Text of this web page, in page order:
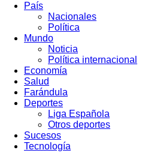
País
Nacionales
Política
Mundo
Noticia
Política internacional
Economía
Salud
Farándula
Deportes
Liga Española
Otros deportes
Sucesos
Tecnología